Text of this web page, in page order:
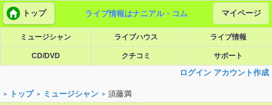
トップ ライブ情報はナニアル・コム マイページ
ミュージシャン ライブハウス ライブ情報
CD/DVD クチコミ サポート
ログイン アカウント作成
トップ ミュージシャン 須藤満